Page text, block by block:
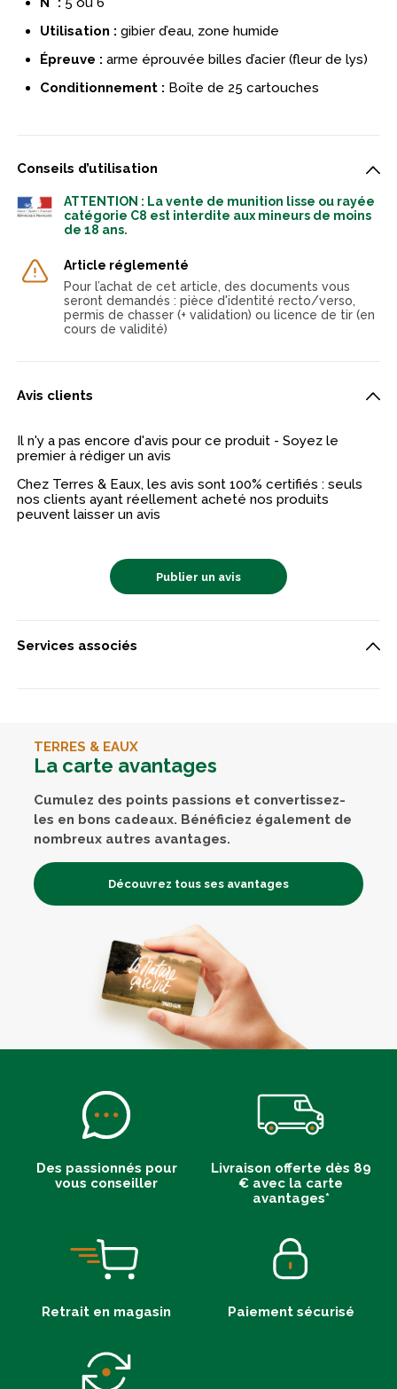
Utilisation : gibier d’eau, zone humide
Épreuve : arme éprouvée billes d’acier (fleur de lys)
Conditionnement : Boîte de 25 cartouches
Conseils d’utilisation
ATTENTION : La vente de munition lisse ou rayée
catégorie C8 est interdite aux mineurs de moins
de 18 ans.
Article réglementé
Pour l’achat de cet article, des documents vous
seront demandés : pièce d'identité recto/verso,
permis de chasser (+ validation) ou licence de tir (en
cours de validité)
Avis clients
Il n'y a pas encore d'avis pour ce produit - Soyez le
premier à rédiger un avis
Chez Terres & Eaux, les avis sont 100% certifiés : seuls
nos clients ayant réellement acheté nos produits
peuvent laisser un avis
Publier un avis
Services associés
TERRES & EAUX
La carte avantages
Cumulez des points passions et convertissez-
les en bons cadeaux. Bénéficiez également de
nombreux autres avantages.
Découvrez tous ses avantages
Des passionnés pour
vous conseiller
Livraison offerte dès 89
€ avec la carte
avantages*
Retrait en magasin Paiement sécurisé